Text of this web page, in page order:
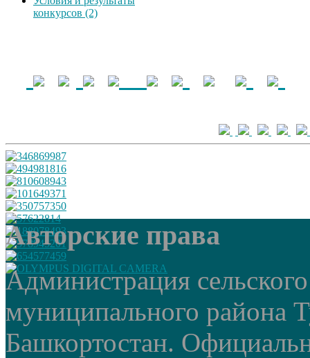
конкурсов (2)
Авторские права
Администрация
муниципального района
Башкортостан.